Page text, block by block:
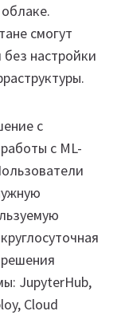
смогут
настройки
с
с ML-
JupyterHub,
Cloud